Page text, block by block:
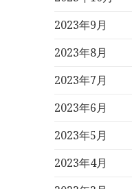
2023年9月
2023年8月
2023年7月
2023年6月
2023年5月
2023年4月